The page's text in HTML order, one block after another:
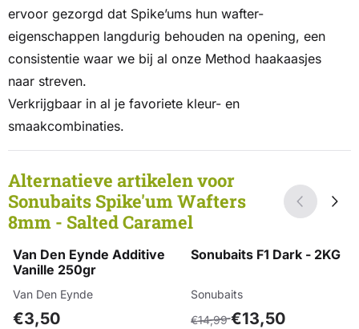
ervoor gezorgd dat Spike’ums hun wafter-
eigenschappen langdurig behouden na opening, een
consistentie waar we bij al onze Method haakaasjes
naar streven.
Verkrijgbaar in al je favoriete kleur- en
smaakcombinaties.
Alternatieve artikelen voor
Sonubaits Spike'um Wafters
8mm - Salted Caramel
Van Den Eynde Additive
Vanille 250gr
Merk:
Van Den Eynde
Prijs: 3,50
€3,50
Sonubaits F1 Dark - 2KG
Merk:
Sonubaits
Van 14,99 voor 13,50
€14,99€13,50